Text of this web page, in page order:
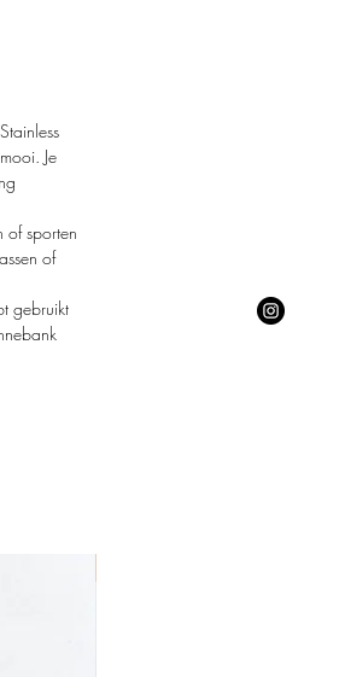
Je
of sporten
of
gebruikt